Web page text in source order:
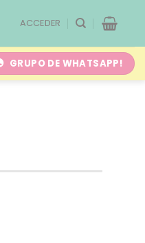
ACCEDER
GRUPO DE WHATSAPP!